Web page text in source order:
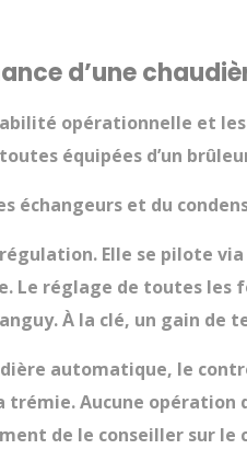
d’une
opérationnelle et
équipées d’un
échangeurs et du
Elle se pilote
Le réglage de toutes les
À la clé, un gain de
automatique, le
trémie. Aucune
de le conseiller sur le